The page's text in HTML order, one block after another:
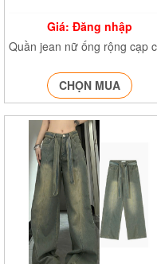
Giá: Đăng nhập
CHỌN MUA